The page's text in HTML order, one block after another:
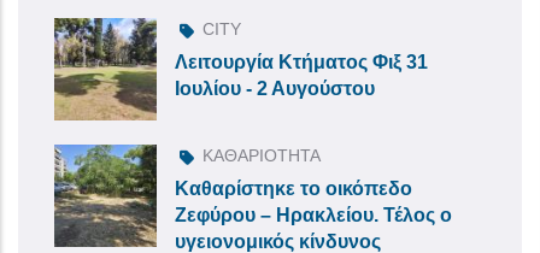
CITY
Λειτουργία Κτήματος Φιξ 31
Ιουλίου - 2 Αυγούστου
ΚΑΘΑΡΙΟΤΗΤΑ
Καθαρίστηκε το οικόπεδο
Ζεφύρου – Ηρακλείου. Τέλος ο
υγειονομικός κίνδυνος